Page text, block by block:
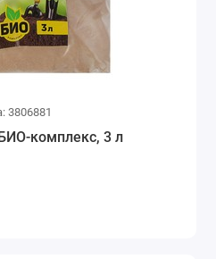
3806881
комплекс, 3 л